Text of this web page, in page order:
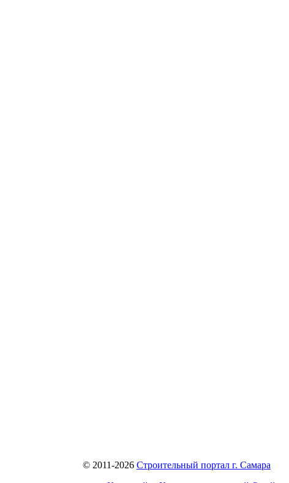
© 2011-2026 Строительный портал г. Самара